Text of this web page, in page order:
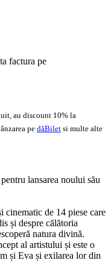
factura pe
au discount 10% la
pe dăBilet si multe alte
lansarea noului său
cinematic de 14 piese care
și despre călătoria
natura divină.
al artistului și este o
și Eva și exilarea lor din